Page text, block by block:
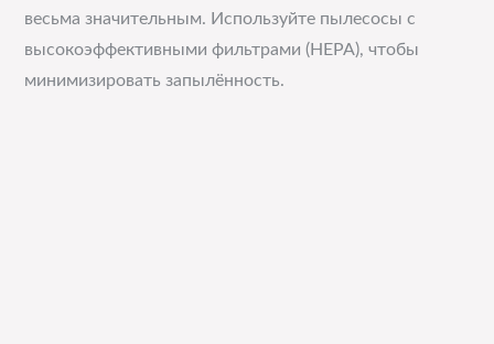
весьма значительным. Используйте пылесосы с
высокоэффективными фильтрами (HEPA), чтобы
минимизировать запылённость.